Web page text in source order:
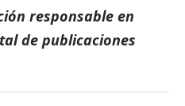
responsable en
de publicaciones